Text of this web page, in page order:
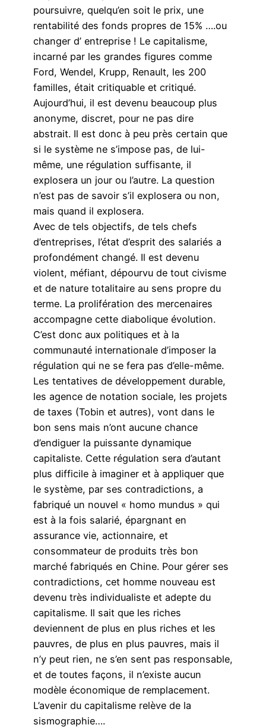
poursuivre, quelqu’en soit le prix, une
rentabilité des fonds propres de 15% ….ou
changer d’ entreprise ! Le capitalisme,
incarné par les grandes figures comme
Ford, Wendel, Krupp, Renault, les 200
familles, était critiquable et critiqué.
Aujourd’hui, il est devenu beaucoup plus
anonyme, discret, pour ne pas dire
abstrait. Il est donc à peu près certain que
si le système ne s’impose pas, de lui-
même, une régulation suffisante, il
explosera un jour ou l’autre. La question
n’est pas de savoir s’il explosera ou non,
mais quand il explosera.
Avec de tels objectifs, de tels chefs
d’entreprises, l’état d’esprit des salariés a
profondément changé. Il est devenu
violent, méfiant, dépourvu de tout civisme
et de nature totalitaire au sens propre du
terme. La prolifération des mercenaires
accompagne cette diabolique évolution.
C’est donc aux politiques et à la
communauté internationale d’imposer la
régulation qui ne se fera pas d’elle-même.
Les tentatives de développement durable,
les agence de notation sociale, les projets
de taxes (Tobin et autres), vont dans le
bon sens mais n’ont aucune chance
d’endiguer la puissante dynamique
capitaliste. Cette régulation sera d’autant
plus difficile à imaginer et à appliquer que
le système, par ses contradictions, a
fabriqué un nouvel « homo mundus » qui
est à la fois salarié, épargnant en
assurance vie, actionnaire, et
consommateur de produits très bon
marché fabriqués en Chine. Pour gérer ses
contradictions, cet homme nouveau est
devenu très individualiste et adepte du
capitalisme. Il sait que les riches
deviennent de plus en plus riches et les
pauvres, de plus en plus pauvres, mais il
n’y peut rien, ne s’en sent pas responsable,
et de toutes façons, il n’existe aucun
modèle économique de remplacement.
L’avenir du capitalisme relève de la
sismographie….